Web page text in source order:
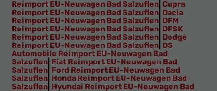
Reimport EU-Neuwagen Bad Salzuflen Cupra
Reimport EU-Neuwagen Bad Salzuflen Dacia
Reimport EU-Neuwagen Bad Salzuflen DFM
Reimport EU-Neuwagen Bad Salzuflen DFSK
Reimport EU-Neuwagen Bad Salzuflen Dodge
Reimport EU-Neuwagen Bad Salzuflen DS
Automobile Reimport EU-Neuwagen Bad
Salzuflen Fiat Reimport EU-Neuwagen Bad
Salzuflen Ford Reimport EU-Neuwagen Bad
Salzuflen Honda Reimport EU-Neuwagen Bad
Salzuflen Hyundai Reimport EU-Neuwagen Bad